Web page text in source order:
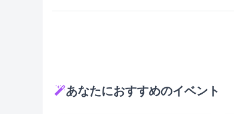
あなたにおすすめのイベント